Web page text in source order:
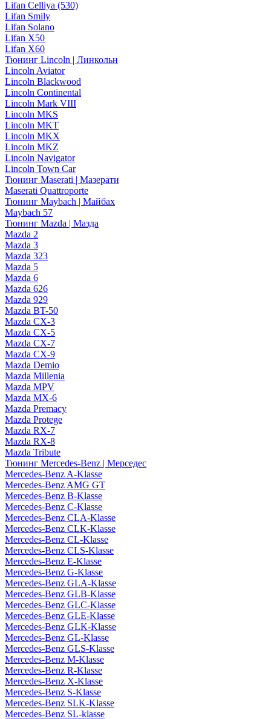
Lifan Celliya (530)
Lifan Smily
Lifan Solano
Lifan X50
Lifan X60
Тюнинг Lincoln | Линкольн
Lincoln Aviator
Lincoln Blackwood
Lincoln Continental
Lincoln Mark VIII
Lincoln MKS
Lincoln MKT
Lincoln MKX
Lincoln MKZ
Lincoln Navigator
Lincoln Town Car
Тюнинг Maserati | Мазерати
Maserati Quattroporte
Тюнинг Maybach | Майбах
Maybach 57
Тюнинг Mazda | Мазда
Mazda 2
Mazda 3
Mazda 323
Mazda 5
Mazda 6
Mazda 626
Mazda 929
Mazda BT-50
Mazda CX-3
Mazda CX-5
Mazda CX-7
Mazda CX-9
Mazda Demio
Mazda Millenia
Mazda MPV
Mazda MX-6
Mazda Premacy
Mazda Protege
Mazda RX-7
Mazda RX-8
Mazda Tribute
Тюнинг Mercedes-Benz | Мерседес
Mercedes-Benz A-Klasse
Mercedes-Benz AMG GT
Mercedes-Benz B-Klasse
Mercedes-Benz C-Klasse
Mercedes-Benz CLA-Klasse
Mercedes-Benz CLK-Klasse
Mercedes-Benz CL-Klasse
Mercedes-Benz CLS-Klasse
Mercedes-Benz E-Klasse
Mercedes-Benz G-Klasse
Mercedes-Benz GLA-Klasse
Mercedes-Benz GLB-Klasse
Mercedes-Benz GLC-Klasse
Mercedes-Benz GLE-Klasse
Mercedes-Benz GLK-Klasse
Mercedes-Benz GL-Klasse
Mercedes-Benz GLS-Klasse
Mercedes-Benz M-Klasse
Mercedes-Benz R-Klasse
Mercedes-Benz X-Klasse
Mercedes-Benz S-Klasse
Mercedes-Benz SLK-Klasse
Mercedes-Benz SL-klasse